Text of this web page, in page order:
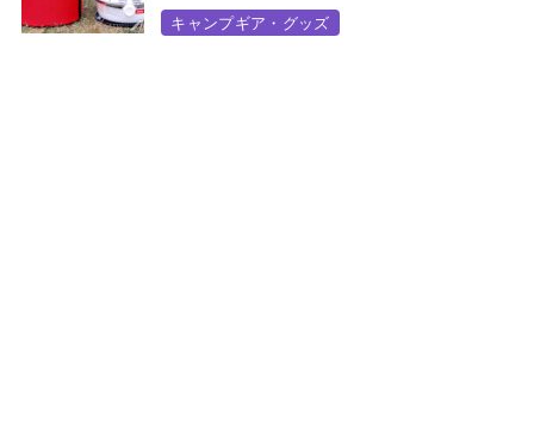
キャンプギア・グッズ